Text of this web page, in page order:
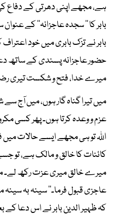
بابر کا ’’ سجدہ عاجزانہ‘‘ کے
بابر نے تزک بابری میں خود
حضور عاجزانہ پسندی کے ساتھ
میرے خدا، فتح و شکست تیری
میں تیرا گناہ گار ہوں، میں آج
عزم و وعدہ کرتا ہوں۔ پھر کسی
اللہ تو ہی مجھے ایسے حالات
کائنات کا خالق و مالک ہے، تو
میرے خالق میری عزت رکھ لے۔
عاجزی قبول فرما۔‘‘ سینہ بہ
کہ ظہیر الدین بابر نے اس دعا